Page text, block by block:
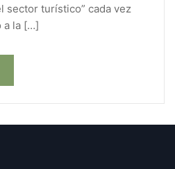
sector turístico” cada vez
a la […]